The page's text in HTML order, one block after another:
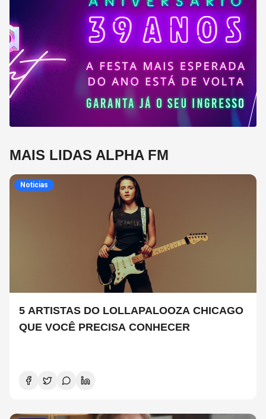
MAIS LIDAS ALPHA FM
Noticias
5 ARTISTAS DO LOLLAPALOOZA CHICAGO
QUE VOCÊ PRECISA CONHECER